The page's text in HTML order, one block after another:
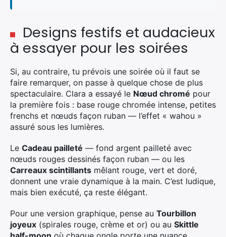
Designs festifs et audacieux
à essayer pour les soirées
Si, au contraire, tu prévois une soirée où il faut se
faire remarquer, on passe à quelque chose de plus
spectaculaire. Clara a essayé le Nœud chromé pour
la première fois : base rouge chromée intense, petites
frenchs et nœuds façon ruban — l’effet « wahou »
assuré sous les lumières.
Le Cadeau pailleté — fond argent pailleté avec
nœuds rouges dessinés façon ruban — ou les
Carreaux scintillants mêlant rouge, vert et doré,
donnent une vraie dynamique à la main. C’est ludique,
mais bien exécuté, ça reste élégant.
Pour une version graphique, pense au Tourbillon
joyeux (spirales rouge, crème et or) ou au Skittle
×